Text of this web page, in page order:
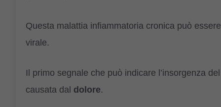
Questa malattia infiammatoria cronica può
virale.
Il primo segnale che può indicare l’insorgenza
causata dal dolore.